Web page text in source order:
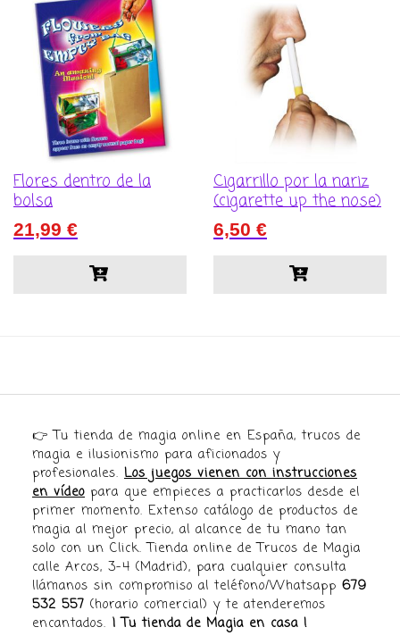
Flores dentro de la
bolsa
21,99 €
Cigarrillo por la nariz
(cigarette up the nose)
6,50 €
👉 Tu tienda de magia online en España, trucos de
magia e ilusionismo para aficionados y
profesionales. Los juegos vienen con instrucciones
en vídeo para que empieces a practicarlos desde el
primer momento. Extenso catálogo de productos de
magia al mejor precio, al alcance de tu mano tan
solo con un Click. Tienda online de Trucos de Magia
calle Arcos, 3-4 (Madrid), para cualquier consulta
llámanos sin compromiso al teléfono/Whatsapp 679
532 557 (horario comercial) y te atenderemos
encantados. ¡ Tu tienda de Magia en casa !